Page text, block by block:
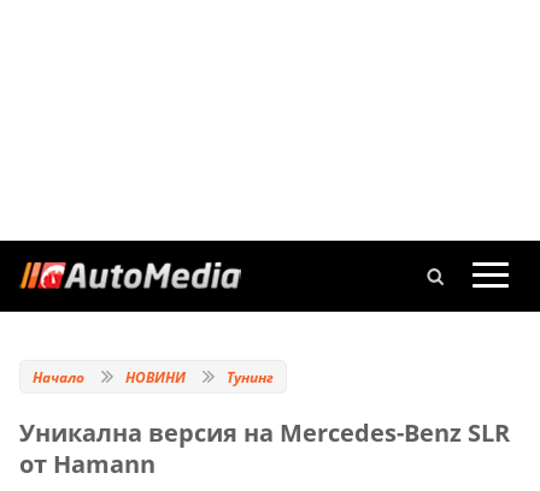
Начало НОВИНИ Тунинг
Уникална версия на Mercedes-Benz SLR
от Hamann